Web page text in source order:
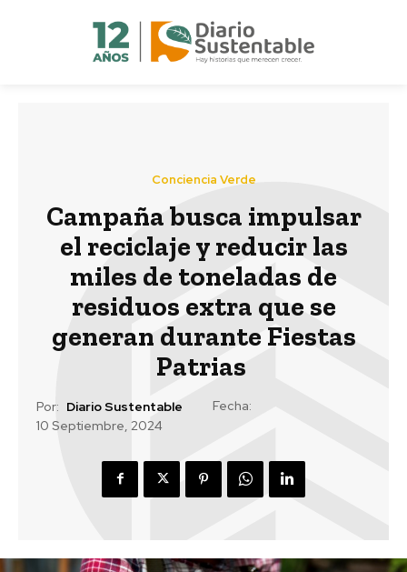
Conciencia Verde
Campaña busca impulsar
el reciclaje y reducir las
miles de toneladas de
residuos extra que se
generan durante Fiestas
Patrias
Por: Diario Sustentable
Fecha:
10 Septiembre, 2024